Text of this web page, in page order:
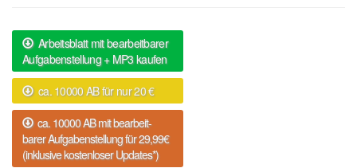
Arbeitsblatt mit bearbeitbarer
Aufgabenstellung + MP3 kaufen
ca. 10000 AB für nur 20 €
ca. 10000 AB mit bearbeit-
barer Aufgabenstellung für 29,99€
(inklusive kostenloser Updates*)